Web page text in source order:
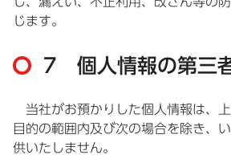
じます。
7 個人情報の第三
当社がお預かりした個人情報は、
目的の範囲内及び次の場合を除き、
供いたしません。